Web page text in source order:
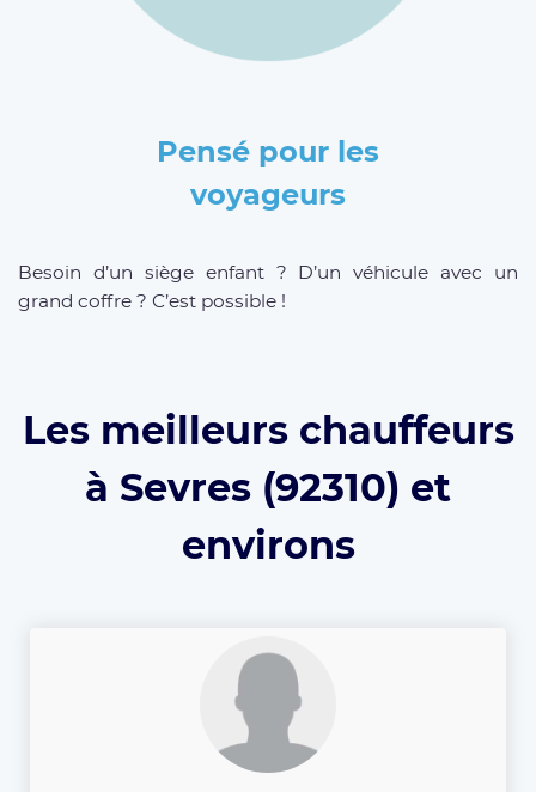
Pensé pour les
voyageurs
Besoin d’un siège enfant ? D’un véhicule avec un
grand coffre ? C’est possible !
Les meilleurs chauffeurs
à Sevres (92310) et
environs